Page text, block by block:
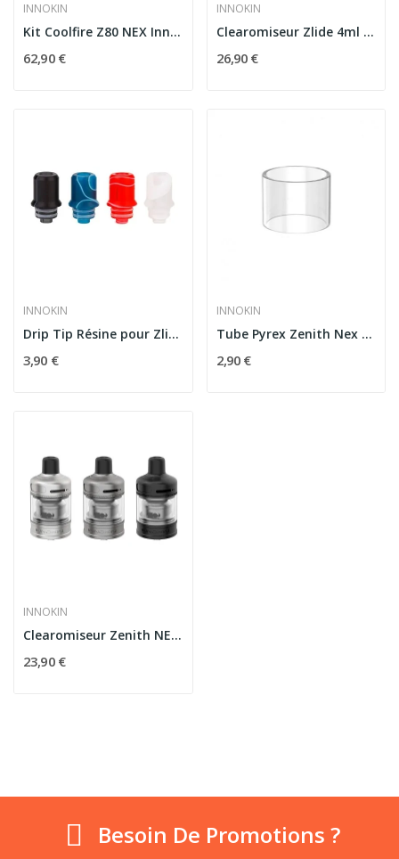
INNOKIN
Kit Coolfire Z80 NEX Innokin
62,90 €
INNOKIN
Clearomiseur Zlide 4ml Innokin
26,90 €
INNOKIN
Drip Tip Résine pour Zlide Innokin
3,90 €
INNOKIN
Tube Pyrex Zenith Nex 5ml - Innokin
2,90 €
INNOKIN
Clearomiseur Zenith NEX 5ml - Innokin
23,90 €
Besoin De Promotions ?